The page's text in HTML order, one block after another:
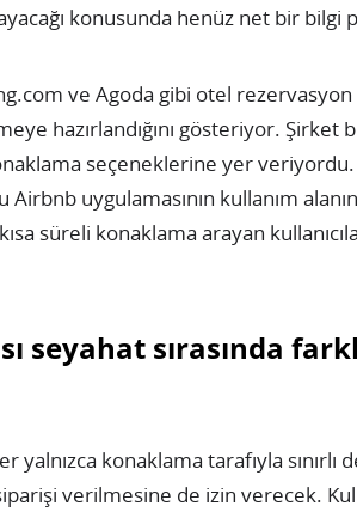
konusunda henüz net bir bilgi
ve Agoda gibi otel
hazırlandığını gösteriyor. Şirket
seçeneklerine yer
uygulamasının kullanım
süreli konaklama arayan
seyahat sırasında
konaklama tarafıyla sınırlı
verilmesine de izin verecek.